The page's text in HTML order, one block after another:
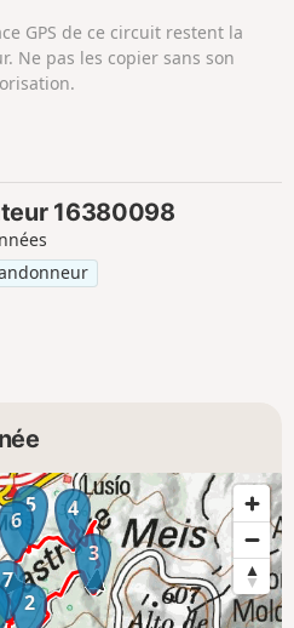
GPS de ce circuit restent la
Ne pas les copier sans son
16380098
2
3
4
5
6
7